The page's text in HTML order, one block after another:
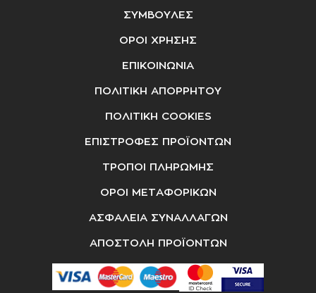
ΣΥΜΒΟΥΛΕΣ
ΟΡΟΙ ΧΡΗΣΗΣ
ΕΠΙΚΟΙΝΩΝΙΑ
ΠΟΛΙΤΙΚΗ ΑΠΟΡΡΗΤΟΥ
ΠΟΛΙΤΙΚΗ COOKIES
ΕΠΙΣΤΡΟΦΕΣ ΠΡΟΪΟΝΤΩΝ
ΤΡΟΠΟΙ ΠΛΗΡΩΜΗΣ
ΟΡΟΙ ΜΕΤΑΦΟΡΙΚΩΝ
ΑΣΦΑΛΕΙΑ ΣΥΝΑΛΛΑΓΩΝ
ΑΠΟΣΤΟΛΗ ΠΡΟΪΟΝΤΩΝ